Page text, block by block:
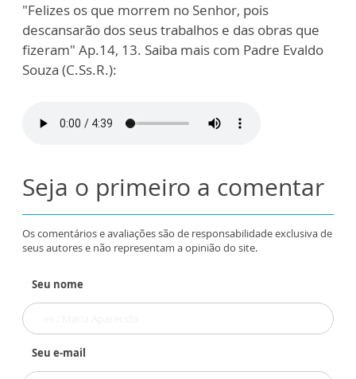
"Felizes os que morrem no Senhor, pois
descansarão dos seus trabalhos e das obras que
fizeram" Ap.14, 13. Saiba mais com Padre Evaldo
Souza (C.Ss.R.):
Seja o primeiro a comentar
Os comentários e avaliações são de responsabilidade exclusiva de
seus autores e não representam a opinião do site.
Seu nome
Seu e-mail